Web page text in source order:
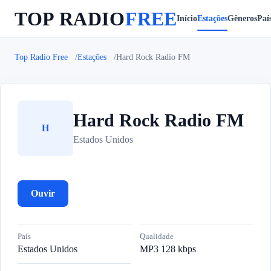
TOP RADIOFREEInícioEstaçõesGêneros
Top Radio Free Estações Hard Rock Radio FM
H Hard Rock Radio FM
Estados Unidos
Ouvir
País
Estados Unidos
Qualidade
MP3 128 kbps